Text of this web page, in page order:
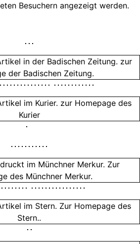
Besuchern angezeigt werden.